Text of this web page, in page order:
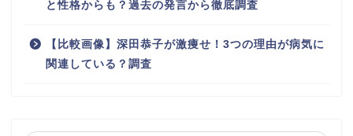
と性格からも？過去の発言から徹底調査
【比較画像】深田恭子が激痩せ！3つの理由が病気に
関連している？調査